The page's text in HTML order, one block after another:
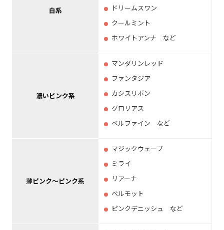
白系
ドリームスワン
クールミント
ホワイトアンナ など
濃いピンク系
マンダリンレッド
ファンタジア
カシスリボン
グロリアス
ベルファイン など
薄ピンク～ピンク系
マジックウェーブ
ミライ
リアーナ
ベルモット
ピンクデニッシュ など